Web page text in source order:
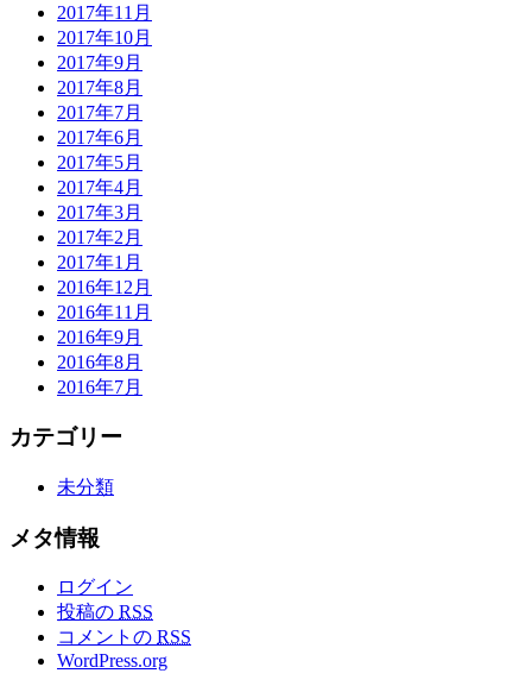
2017年11月
2017年10月
2017年9月
2017年8月
2017年7月
2017年6月
2017年5月
2017年4月
2017年3月
2017年2月
2017年1月
2016年12月
2016年11月
2016年9月
2016年8月
2016年7月
カテゴリー
未分類
メタ情報
ログイン
投稿の RSS
コメントの RSS
WordPress.org